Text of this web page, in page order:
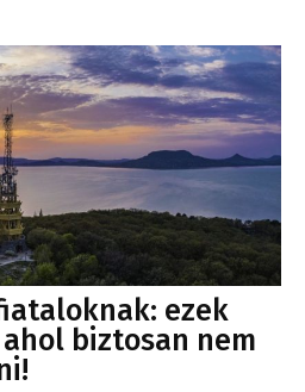
ezek
biztosan nem